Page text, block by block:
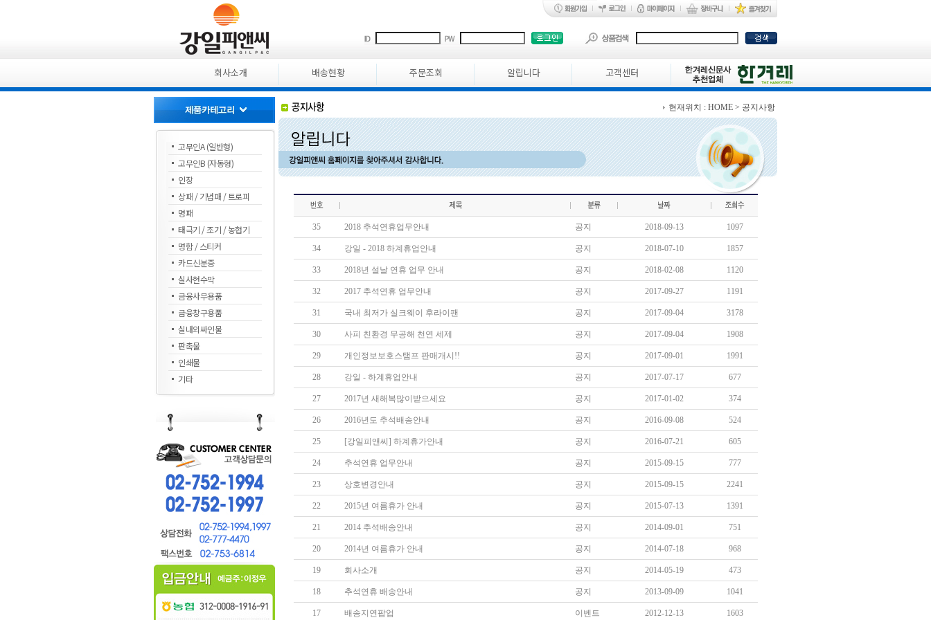
회사소개 배송현황 주문조회 알립니다 고객센터
고무인A (일반형)
고무인B (자동형)
인장
상패 / 기념패 / 트로피
명패
태극기 / 조기 / 농협기
명함 / 스티커
카드신분증
실사현수막
금융사무용품
금융창구용품
실내외싸인물
판촉물
인쇄물
기타
현재위치 : HOME > 공지사항
35 2018 추석연휴업무안내 공지 2018-09-13 1097
34 강일 - 2018 하계휴업안내 공지 2018-07-10 1857
33 2018년 설날 연휴 업무 안내 공지 2018-02-08 1120
32 2017 추석연휴 업무안내 공지 2017-09-27 1191
31 국내 최저가 실크웨이 후라이팬 공지 2017-09-04 3178
30 사피 친환경 무공해 천연 세제 공지 2017-09-04 1908
29 개인정보보호스탬프 판매개시!! 공지 2017-09-01 1991
28 강일 - 하계휴업안내 공지 2017-07-17 677
27 2017년 새해복많이받으세요 공지 2017-01-02 374
26 2016년도 추석배송안내 공지 2016-09-08 524
25 [강일피앤씨] 하계휴가안내 공지 2016-07-21 605
24 추석연휴 업무안내 공지 2015-09-15 777
23 상호변경안내 공지 2015-09-15 2241
22 2015년 여름휴가 안내 공지 2015-07-13 1391
21 2014 추석배송안내 공지 2014-09-01 751
20 2014년 여름휴가 안내 공지 2014-07-18 968
19 회사소개 공지 2014-05-19 473
18 추석연휴 배송안내 공지 2013-09-09 1041
17 배송지연팝업 이벤트 2012-12-13 1603